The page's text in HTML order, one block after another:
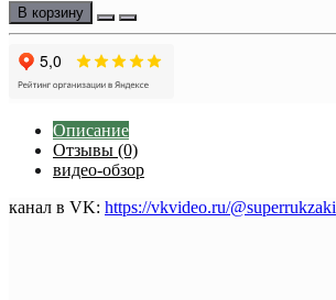
В корзину
Описание
Отзывы (0)
видео-обзор
канал в VK: https://vkvideo.ru/@superrukzaki